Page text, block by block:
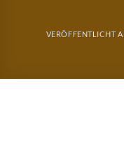
VERÖFFENTLICHT